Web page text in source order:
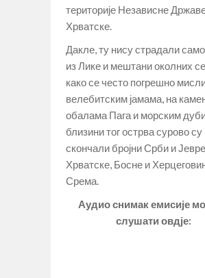
територије Независне
Хрватске.
Дакле, ту нису страдали
из Лике и мештани околних
како се често погрешно
велебитским јамама, на
обалама Пага и морским
близини тог острва сурово су
скончали бројни Срби и
Хрватске, Босне и
Срема.
Аудио снимак емисије
слушати овдје: